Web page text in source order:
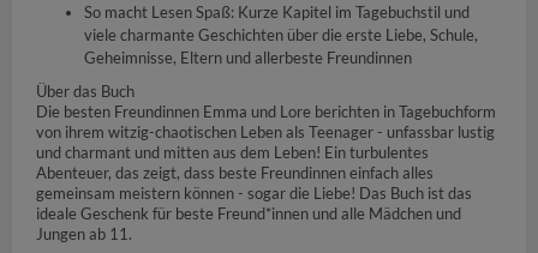
So macht Lesen Spaß: Kurze Kapitel im Tagebuchstil und
viele charmante Geschichten über die erste Liebe, Schule,
Geheimnisse, Eltern und allerbeste Freundinnen
Über das Buch
Die besten Freundinnen Emma und Lore berichten in Tagebuchform
von ihrem witzig-chaotischen Leben als Teenager - unfassbar lustig
und charmant und mitten aus dem Leben! Ein turbulentes
Abenteuer, das zeigt, dass beste Freundinnen einfach alles
gemeinsam meistern können - sogar die Liebe! Das Buch ist das
ideale Geschenk für beste Freund*innen und alle Mädchen und
Jungen ab 11.